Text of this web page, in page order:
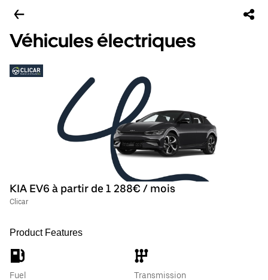
Véhicules électriques
KIA EV6 à partir de 1 288€ / mois
Clicar
Product Features
Fuel
Transmission